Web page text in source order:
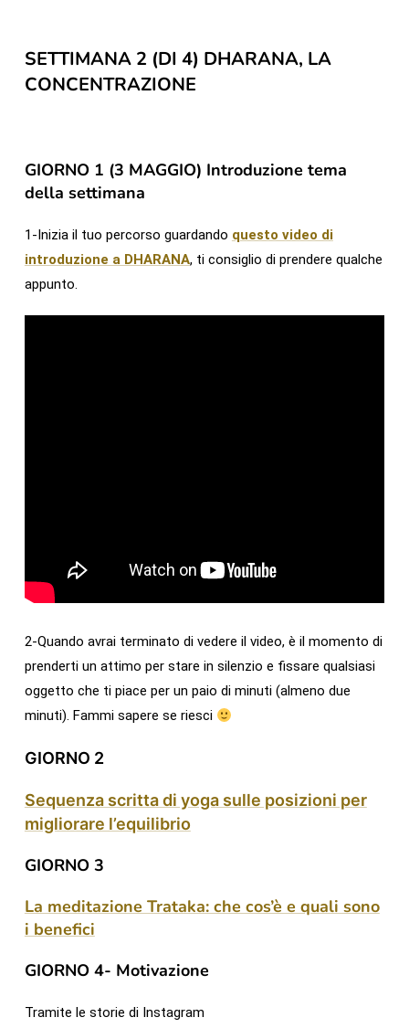
SETTIMANA 2 (DI 4) DHARANA, LA
CONCENTRAZIONE
GIORNO 1 (3 MAGGIO) Introduzione tema
della settimana
1-Inizia il tuo percorso guardando questo video di
introduzione a DHARANA, ti consiglio di prendere qualche
appunto.
2-Quando avrai terminato di vedere il video, è il momento di
prenderti un attimo per stare in silenzio e fissare qualsiasi
oggetto che ti piace per un paio di minuti (almeno due
minuti). Fammi sapere se riesci
GIORNO 2
Sequenza scritta di yoga sulle posizioni per
migliorare l’equilibrio
GIORNO 3
La meditazione Trataka: che cos’è e quali sono
i benefici
GIORNO 4- Motivazione
Tramite le storie di Instagram